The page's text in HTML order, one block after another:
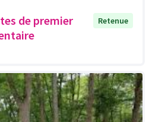
de premier
Retenue